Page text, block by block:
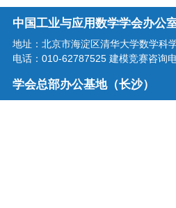
中国工业与应用数学学会办公
地址：北京市海淀区清华大学数学科
电话：010-62787525 建模竞赛咨询
学会总部办公基地（长沙）